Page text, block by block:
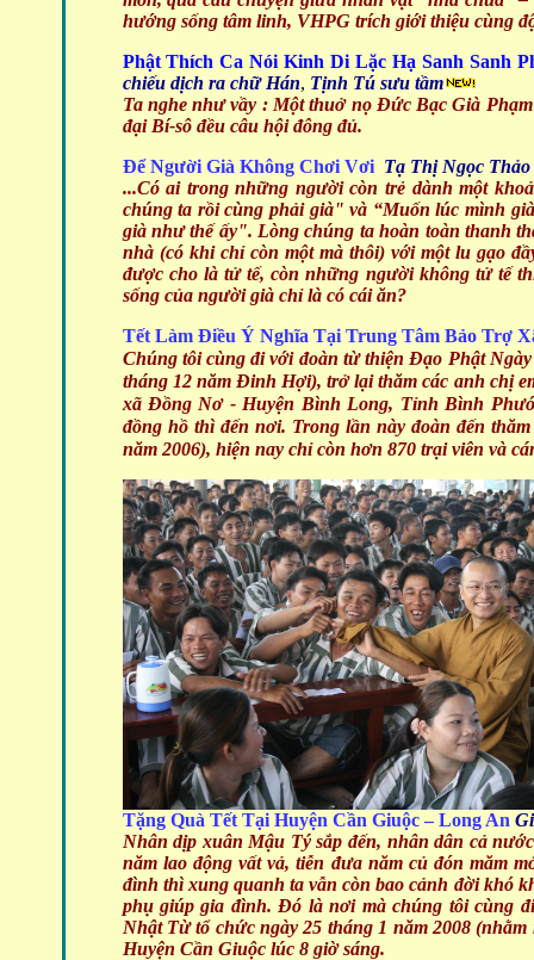
hướng sống tâm linh, VHPG trích giới thiệu cùng
Phật Thích Ca Nói Kinh Di Lặc Hạ Sanh Sanh
chiếu dịch ra chữ Hán, Tịnh Tú sưu tầm
Ta nghe như vầy : Một thuở nọ Đức Bạc Già
đại Bí-sô đều câu hội đông đủ.
Để Người Già Không Chơi Vơi Tạ Thị Ngọc Thảo
...Có ai trong những người còn trẻ dành một
chúng ta rồi cùng phải già" và “Muốn lúc mình
già như thế ấy". Lòng chúng ta hoàn toàn thanh
nhà (có khi chỉ còn một mà thôi) với một lu gạo
được cho là tử tế, còn những người không tử tế
sống của người già chỉ là có cái ăn?
Tết Làm Điều Ý Nghĩa Tại Trung Tâm Bảo Trợ
Chúng tôi cùng đi với đoàn từ thiện Đạo Phật
tháng 12 năm Đinh Hợi), trở lại thăm các anh chị
xã Đồng Nơ - Huyện Bình Long, Tỉnh Bình
đồng hồ thì đến nơi. Trong lần này đoàn đến
năm 2006), hiện nay chỉ còn hơn 870 trại viên và
Tặng Quà Tết Tại Huyện Cần Giuộc – Long An
Nhân dịp xuân Mậu Tý sắp đến, nhân dân cả
năm lao động vất vả, tiễn đưa năm củ đón măm
đình thì xung quanh ta vẫn còn bao cảnh đời khó
phụ giúp gia đình. Đó là nơi mà chúng tôi cùng
Nhật Từ tổ chức ngày 25 tháng 1 năm 2008
Huyện Cần Giuộc lúc 8 giờ sáng.